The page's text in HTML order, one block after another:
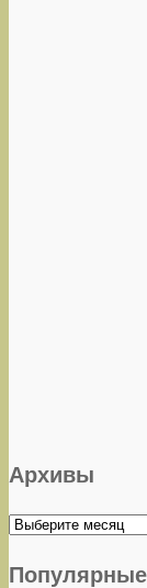
Архивы
Архивы